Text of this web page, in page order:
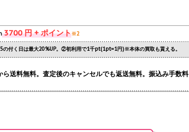
3700 円 + ポイント※2
の付く日は最大20%UP。②初利用で1千pt(1pt=1円)※本体の買取も貰える。
送料無料。査定後のキャンセルでも返送無料。振込み手数料